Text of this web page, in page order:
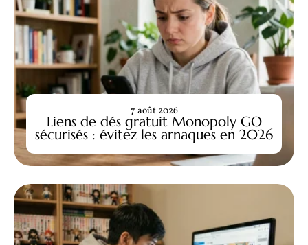
Liens de dés gratuit Monopoly GO
sécurisés : évitez les arnaques en 2026
7 août 2026